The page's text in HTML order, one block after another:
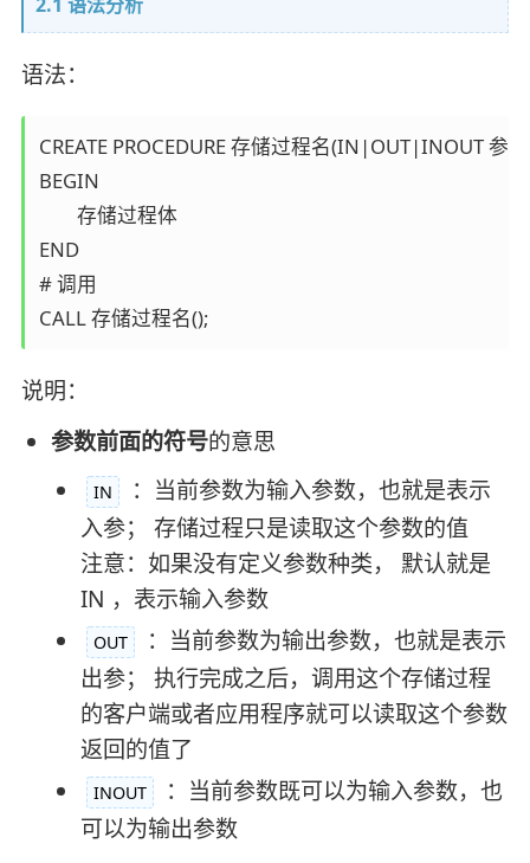
语法：
CREATE PROCEDURE 存储过程名(IN|OUT|INOUT
BEGIN
END
# 调用
CALL 存储过程名();
说明：
参数前面的符号的意思
IN
：当前参数为输入参数，也就是表示
入参； 存储过程只是读取这个参数的值
注意：如果没有定义参数种类， 默认就是
IN ，表示输入参数
OUT
：当前参数为输出参数，也就是表示
出参； 执行完成之后，调用这个存储过程
的客户端或者应用程序就可以读取这个参数
返回的值了
INOUT
：当前参数既可以为输入参数，也
可以为输出参数